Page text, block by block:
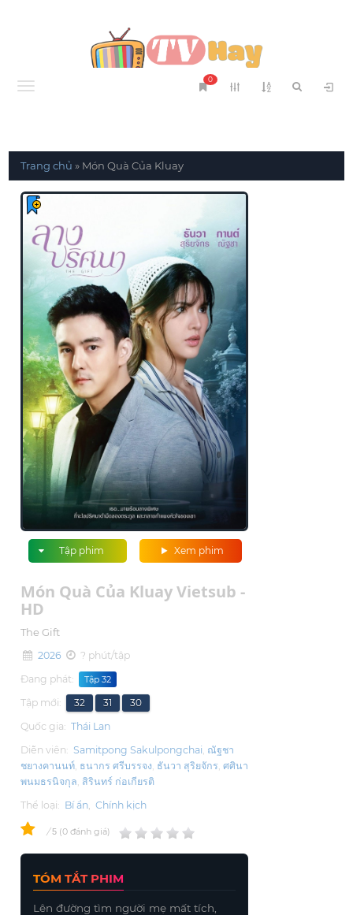
Menu
0
Trang chủ » Món Quà Của Kluay
Xem phim
Tập phim
Món Quà Của Kluay Vietsub -
HD
The Gift
2026
? phút/tập
Đang phát:
Tập 32
Tập mới: 32 31
30
Quốc gia: Thái Lan
Diễn viên: Samitpong Sakulpongchai ณัฐชา
ชยางคานนท์ ธนากร ศรีบรรจง ธันวา สุริยจักร ศศินา
พนมธรนิจกุล สิรินทร์ ก่อเกียรติ
Thể loại: Bí ẩn, Chính kịch
/ 5 0 đánh giá
TÓM TẮT PHIM
Lên đường tìm người mẹ mất tích,